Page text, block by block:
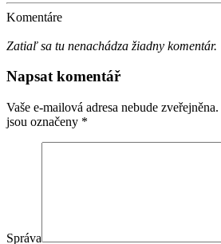
Email
Komentáre
Zatiaľ sa tu nenachádza žiadny komentár.
Napsat komentář
Vaše e-mailová adresa nebude zveřejněna.
jsou označeny *
Správa